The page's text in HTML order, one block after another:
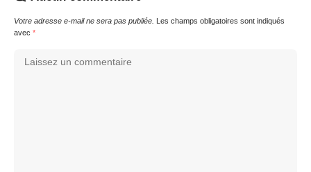
Votre adresse e-mail ne sera pas publiée.
Les champs obligatoires sont indiqués
avec *